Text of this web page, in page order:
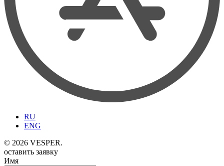
RU
ENG
© 2026 VESPER.
оставить заявку
Имя